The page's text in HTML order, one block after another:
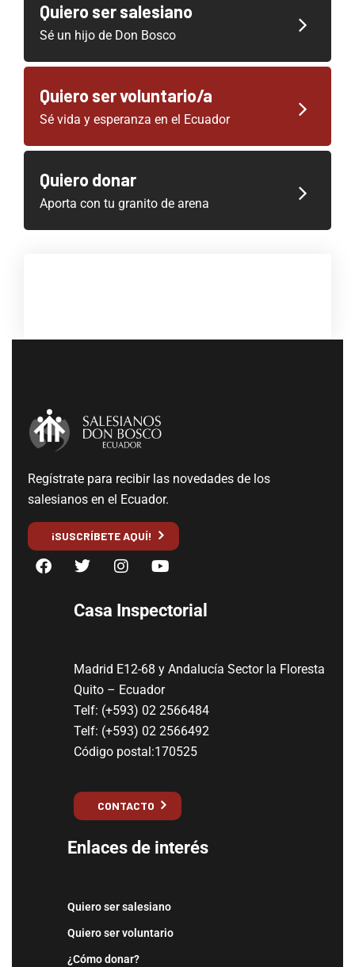
Quiero ser salesiano
Sé un hijo de Don Bosco
Quiero ser voluntario/a
Sé vida y esperanza en el Ecuador
Quiero donar
Aporta con tu granito de arena
Regístrate para recibir las novedades de los
salesianos en el Ecuador.
¡SUSCRÍBETE AQUÍ!
Casa Inspectorial
Madrid E12-68 y Andalucía Sector la Floresta
Quito – Ecuador
Telf: (+593) 02 2566484
Telf: (+593) 02 2566492
Código postal:170525
CONTACTO
Enlaces de interés
Quiero ser salesiano
Quiero ser voluntario
¿Cómo donar?